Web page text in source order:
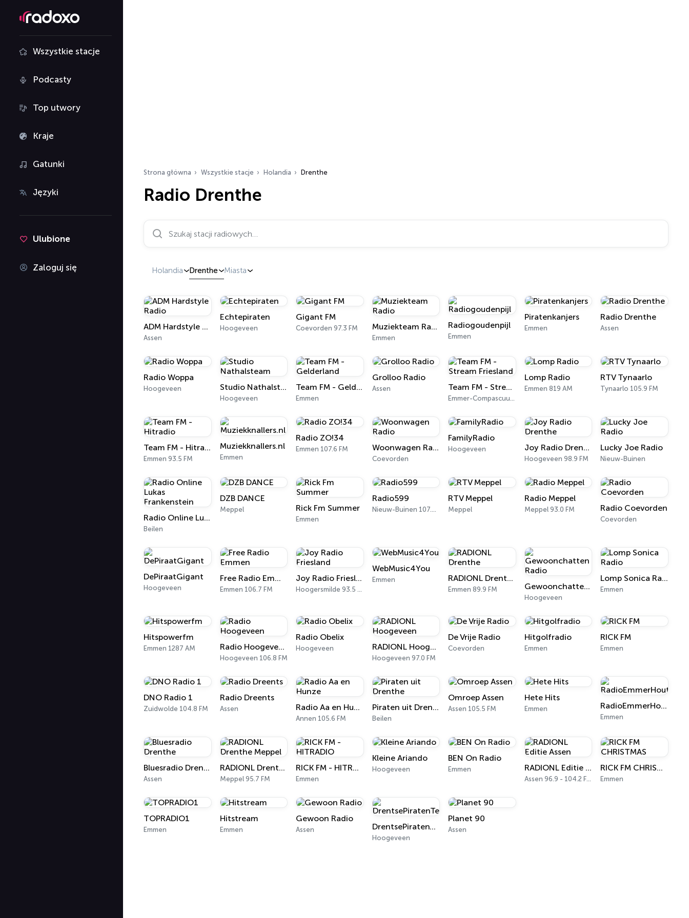
Wszystkie stacje
Podcasty
Top utwory
Kraje
Gatunki
Języki
Ulubione
Zaloguj się
Strona główna Wszystkie stacje Holandia Drenthe
Radio Drenthe
Szukaj stacji radiowych…
Holandia Drenthe Miasta
ADM Hardstyle Radio
Assen
Echtepiraten
Hoogeveen
Gigant FM
Coevorden 97.3 FM Muziekteam Radio
Emmen
Radiogoudenpijl
Emmen
Piratenkanjers
Emmen
Radio Drenthe
Assen
Radio Woppa
Hoogeveen Studio Nathalsteam
Hoogeveen
Team FM - Gelderland
Emmen
Grolloo Radio
Assen Team FM - Stream Friesland
Emmer-Compascuum 104.7 FM
Lomp Radio
Emmen 819 AM
RTV Tynaarlo
Tynaarlo 105.9 FM
Team FM - Hitradio
Emmen 93.5 FM
Muziekknallers.nl
Emmen
Radio ZO!34
Emmen 107.6 FM Woonwagen Radio
Coevorden
FamilyRadio
Hoogeveen Joy Radio Drenthe
Hoogeveen 98.9 FM
Lucky Joe Radio
Nieuw-Buinen
Radio Online Lukas Frankenstein
Beilen
DZB DANCE
Meppel Rick Fm Summer
Emmen
Radio599
Nieuw-Buinen 107.7 FM
RTV Meppel
Meppel
Radio Meppel
Meppel 93.0 FM Radio Coevorden
Coevorden
DePiraatGigant
Hoogeveen
Free Radio Emmen
Emmen 106.7 FM
Joy Radio Friesland
Hoogersmilde 93.5 FM
WebMusic4You
Emmen RADIONL Drenthe
Emmen 89.9 FM Gewoonchatten Radio
Hoogeveen
Lomp Sonica Radio
Emmen
Hitspowerfm
Emmen 1287 AM Radio Hoogeveen
Hoogeveen 106.8 FM
Radio Obelix
Hoogeveen RADIONL Hoogeveen
Hoogeveen 97.0 FM
De Vrije Radio
Coevorden
Hitgolfradio
Emmen
RICK FM
Emmen
DNO Radio 1
Zuidwolde 104.8 FM
Radio Dreents
Assen Radio Aa en Hunze
Annen 105.6 FM
Piraten uit Drenthe
Beilen
Omroep Assen
Assen 105.5 FM
Hete Hits
Emmen RadioEmmerHout
Emmen
Bluesradio Drenthe
Assen
RADIONL Drenthe Meppel
Meppel 95.7 FM
RICK FM - HITRADIO
Emmen
Kleine Ariando
Hoogeveen
BEN On Radio
Emmen RADIONL Editie Assen
Assen 96.9 - 104.2 FM
RICK FM CHRISTMAS
Emmen
TOPRADIO1
Emmen
Hitstream
Emmen
Gewoon Radio
Assen DrentsePiratenTeam
Hoogeveen
Planet 90
Assen